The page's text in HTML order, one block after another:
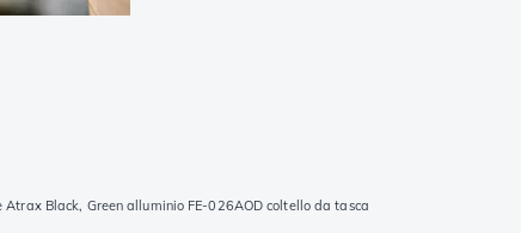
Atrax Black, Green alluminio FE-026AOD coltello da tasca